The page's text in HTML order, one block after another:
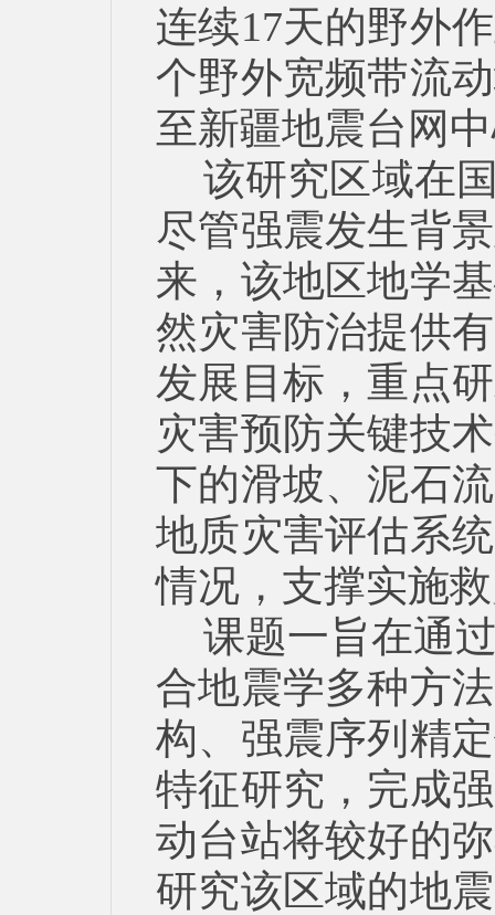
连续17天的野外
个野外宽频带流
至新疆地震台网
该研究区域在
尽管强震发生背
来，该地区地学
然灾害防治提供
发展目标，重点
灾害预防关键技
下的滑坡、泥石
地质灾害评估系
情况，支撑实施
课题一旨在通
合地震学多种方
构、强震序列精
特征研究，完成
动台站将较好的
研究该区域的地